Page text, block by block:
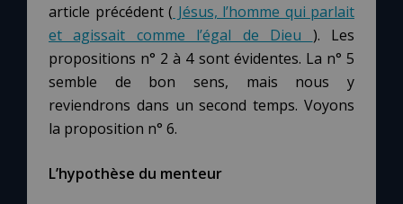
article précédent ( Jésus, l’homme qui parlait
et agissait comme l’égal de Dieu ). Les
propositions n° 2 à 4 sont évidentes. La n° 5
semble de bon sens, mais nous y
reviendrons dans un second temps. Voyons
la proposition n° 6.
L’hypothèse du menteur